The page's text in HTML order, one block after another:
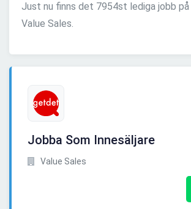
Just nu finns det 7954st lediga jobb
Value Sales.
Jobba Som Innesäljare
Value Sales